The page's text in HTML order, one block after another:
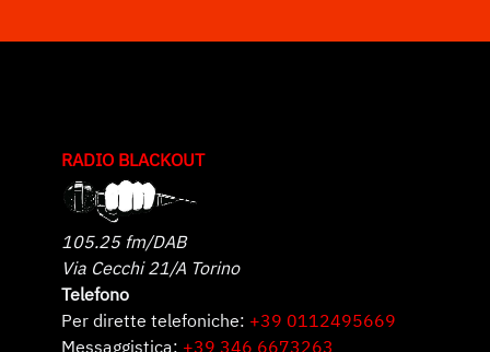
RADIO BLACKOUT
105.25 fm/DAB
Via Cecchi 21/A Torino
Telefono
Per dirette telefoniche: +39 0112495669
Messaggistica: +39 346 6673263